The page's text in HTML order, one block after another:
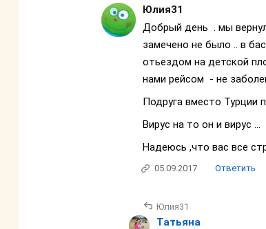
Юлия31
Добрый день . мы
замечено не было .. в
отьездом на детской
нами рейсом - не
Подруга вместо Турции
Вирус на то он и вирус ...
Надеюсь ,что вас все
05.09.2017 Ответить
Юлия31
Татьяна